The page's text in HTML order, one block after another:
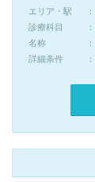
エリア・駅
診療科目
名称
詳細条件